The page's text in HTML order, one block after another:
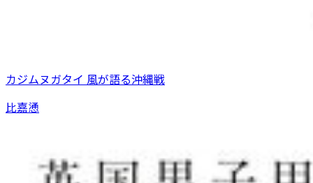
カジムヌガタイ 風が語る沖縄戦
比嘉慂